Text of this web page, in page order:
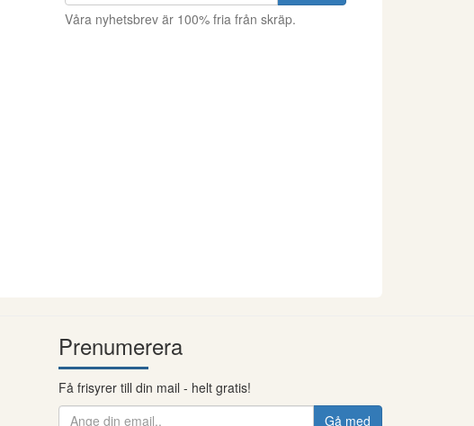
Våra nyhetsbrev är 100% fria från skräp.
Prenumerera
Få frisyrer till din mail - helt gratis!
Gå med